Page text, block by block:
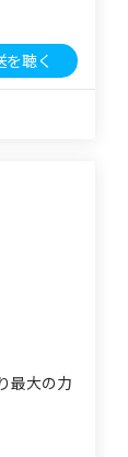
を聴く
最大の力